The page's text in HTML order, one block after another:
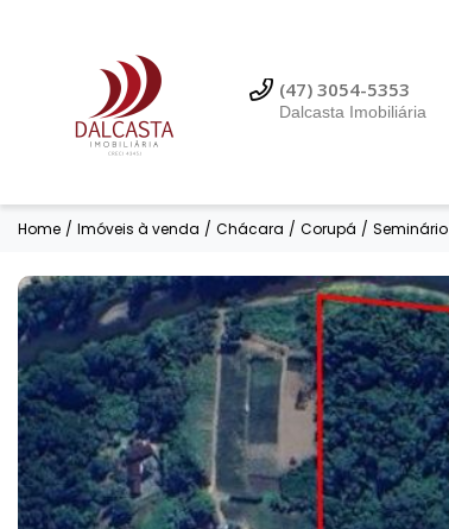
(47) 3054-5353
Dalcasta Imobiliária
Home / Imóveis à venda / Chácara / Corupá / Seminário